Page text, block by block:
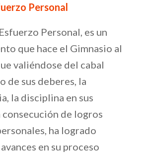
Personal
Personal, es un
que hace el Gimnasio al
valiéndose del cabal
de sus deberes, la
la disciplina en sus
consecución de logros
ha logrado
en su proceso